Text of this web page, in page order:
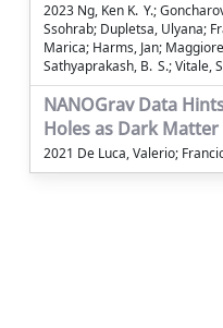
2023 Ng, Ken K. Y.;
Ssohrab; Dupletsa, Ulyana;
Marica; Harms, Jan;
Sathyaprakash, B. S.; Vitale,
NANOGrav Data
Holes as Dark Matter
2021 De Luca, Valerio;